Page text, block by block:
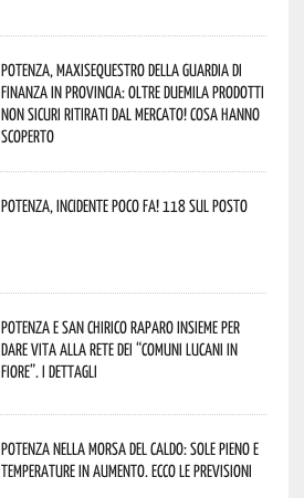
Potenza, maxisequestro della Guardia di
Finanza in provincia: oltre duemila prodotti
non sicuri ritirati dal mercato! Cosa hanno
scoperto
Potenza, incidente poco fa! 118 sul posto
Potenza e San Chirico Raparo insieme per
dare vita alla rete dei “Comuni Lucani in
Fiore”. I dettagli
Potenza nella morsa del caldo: sole pieno e
temperature in aumento. Ecco le previsioni